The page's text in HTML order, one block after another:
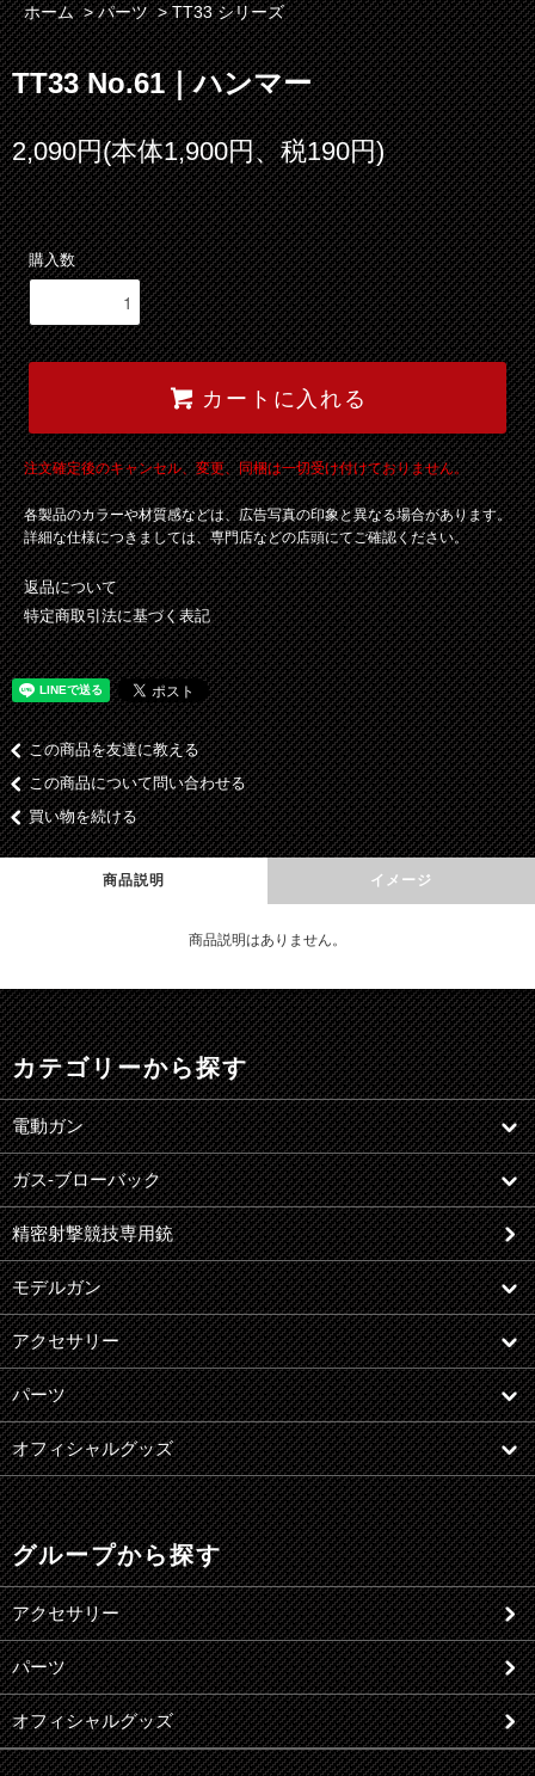
ホーム >パーツ >TT33 シリーズ
TT33 No.61｜ハンマー
2,090円(本体1,900円、税190円)
購入数
カートに入れる
注文確定後のキャンセル、変更、同梱は一切受け付けておりません。
各製品のカラーや材質感などは、広告写真の印象と異なる場合があります。
詳細な仕様につきましては、専門店などの店頭にてご確認ください。
返品について
特定商取引法に基づく表記
この商品を友達に教える
この商品について問い合わせる
買い物を続ける
商品説明 イメージ
商品説明はありません。
カテゴリーから探す
電動ガン
ガス-ブローバック
精密射撃競技専用銃
モデルガン
アクセサリー
パーツ
オフィシャルグッズ
グループから探す
アクセサリー
パーツ
オフィシャルグッズ